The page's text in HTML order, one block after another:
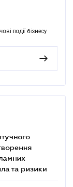
події бізнесу
та ризики